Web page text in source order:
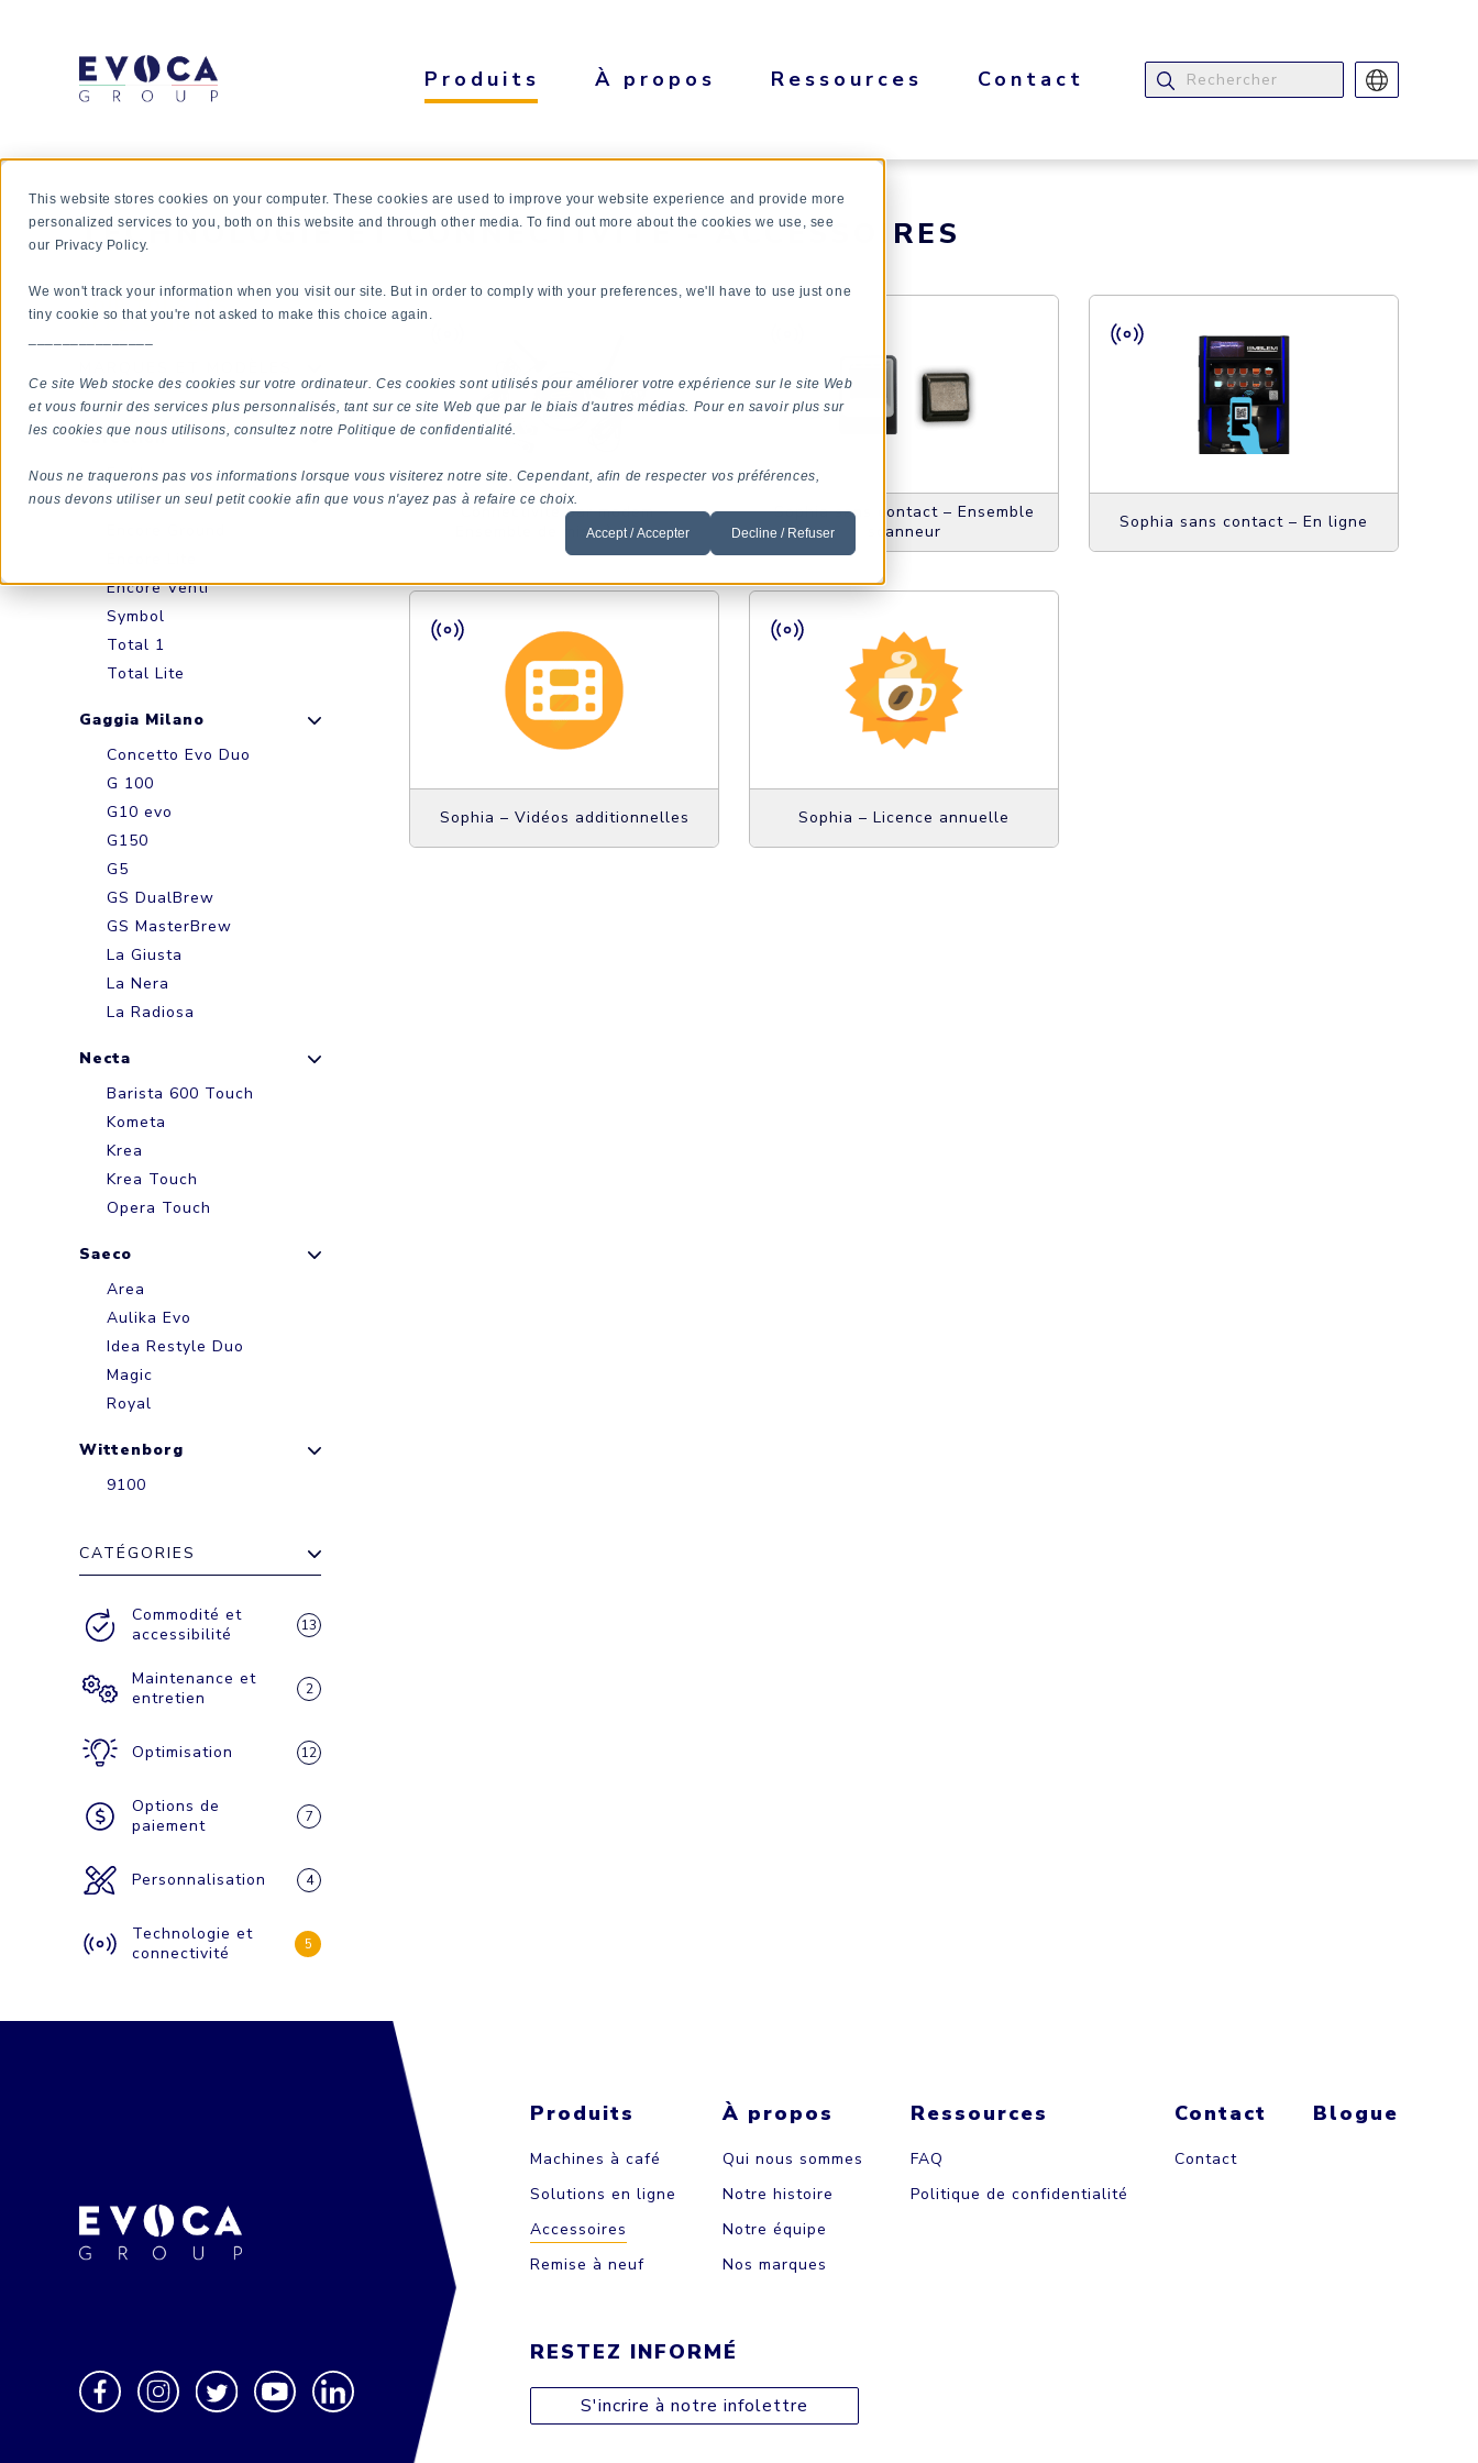
This website stores cookies on your computer. These cookies are used to improve your website experience and provide more
personalized services to you, both on this website and through other media. To find out more about the cookies we use, see
our Privacy Policy.
We won't track your information when you visit our site. But in order to comply with your preferences, we'll have to use just one
tiny cookie so that you're not asked to make this choice again.
Ce site Web stocke des cookies sur votre ordinateur. Ces cookies sont utilisés pour améliorer votre expérience sur le site Web
et vous fournir des services plus personnalisés, tant sur ce site Web que par le biais d'autres médias. Pour en savoir plus sur
les cookies que nous utilisons, consultez notre Politique de confidentialité.
Nous ne traquerons pas vos informations lorsque vous visiterez notre site. Cependant, afin de respecter vos préférences,
nous devons utiliser un seul petit cookie afin que vous n'ayez pas à refaire ce choix.
Accept / Accepter Decline / Refuser
Produits À propos Ressources Contact
TECHNOLOGIE ET CONNECTIVITÉ - ACCESSOIRES
VOIR TOUS LES
ACCESSOIRES
Cafection
Emblem
Encore 29
Encore Venti
Symbol
Total 1
Total Lite
Gaggia Milano
Concetto Evo Duo
G 100
G10 evo
G150
G5
GS DualBrew
GS MasterBrew
La Giusta
La Nera
La Radiosa
Necta
Barista 600 Touch
Kometa
Krea
Krea Touch
Opera Touch
Saeco
Area
Aulika Evo
Idea Restyle Duo
Magic
Royal
Wittenborg
9100
CATÉGORIES
Commodité et
accessibilité
13
Maintenance et
entretien
2
Optimisation 12
Options de
paiement
7
Personnalisation 4
Technologie et
connectivité
5
Connectivité par modem –
Ensemble de mise à niveau
Sophia sans contact – Ensemble
scanneur
Sophia sans contact – En ligne
Sophia – Vidéos additionnelles Sophia – Licence annuelle
Produits
Machines à café
Solutions en ligne
Accessoires
Remise à neuf
À propos
Qui nous sommes
Notre histoire
Notre équipe
Nos marques
Ressources
FAQ
Politique de confidentialité
Contact
Contact
Blogue
RESTEZ INFORMÉ
S'incrire à notre infolettre